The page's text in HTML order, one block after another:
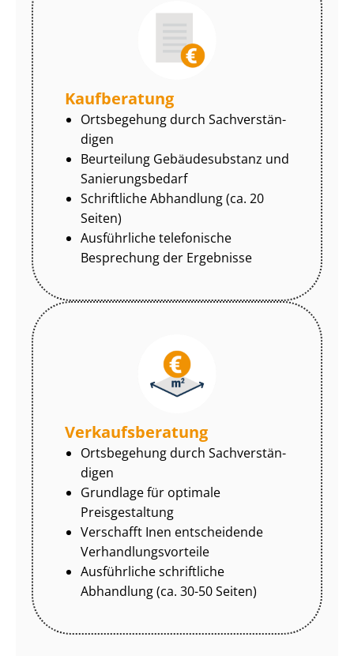
Kaufberatung
Ortsbegehung durch Sach­ver­stän­
di­gen
Beurteilung Gebäudesubstanz und
Sa­nie­rungs­be­darf
Schriftliche Abhandlung (ca. 20
Seiten)
Ausführliche telefonische
Besprechung der Ergebnisse
Ver­kaufs­be­ra­tung
Ortsbegehung durch Sach­ver­stän­
di­gen
Grundlage für optimale
Preisgestaltung
Verschafft Inen entscheidende
Ver­hand­lungs­vor­tei­le
Ausführliche schriftliche
Abhandlung (ca. 30-50 Seiten)